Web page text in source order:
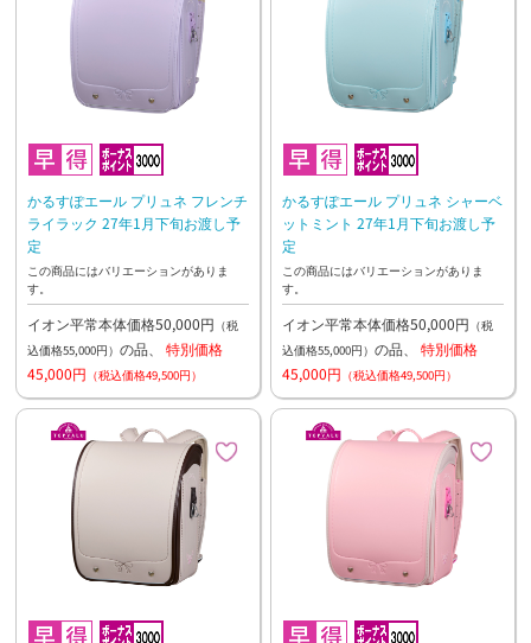
かるすぽエール プリュネ フレンチ
ライラック 27年1月下旬お渡し予
定
この商品にはバリエーションがありま
す。
イオン平常本体価格50,000円 （税
込価格55,000円） の品、 特別価格
45,000円 （税込価格49,500円）
かるすぽエール プリュネ シャーベ
ットミント 27年1月下旬お渡し予
定
この商品にはバリエーションがありま
す。
イオン平常本体価格50,000円 （税
込価格55,000円） の品、 特別価格
45,000円 （税込価格49,500円）